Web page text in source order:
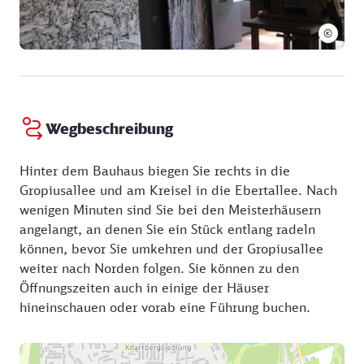
zeitgenössischer Ort die Bauhausbauten in Dessau.
Mittwoch:10:00 - 17:00 Uhr
Donnerstag:10:00 - 17:00 Uhr
Samstag:10:00 - 17:00 Uhr
©
Wegbeschreibung
Hinter dem Bauhaus biegen Sie rechts in die
Gropiusallee und am Kreisel in die Ebertallee. Nach
wenigen Minuten sind Sie bei den Meisterhäusern
angelangt, an denen Sie ein Stück entlang radeln
können, bevor Sie umkehren und der Gropiusallee
weiter nach Norden folgen. Sie können zu den
Öffnungszeiten auch in einige der Häuser
hineinschauen oder vorab eine Führung buchen.